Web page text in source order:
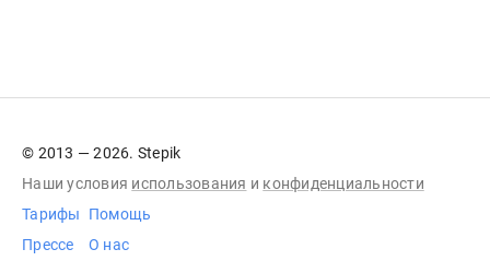
© 2013 — 2026. Stepik
Наши условия использования и конфиденциальности
Тарифы
Прессе
Помощь
О нас